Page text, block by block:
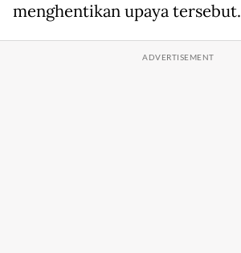
menghentikan upaya tersebut.